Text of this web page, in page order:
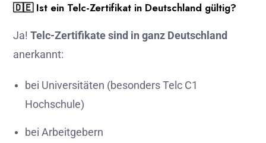
🇩🇪 Ist ein Telc-Zertifikat in Deutschland gültig?
Ja! Telc-Zertifikate sind in ganz Deutschland
anerkannt:
bei Universitäten (besonders Telc C1
Hochschule)
bei Arbeitgebern